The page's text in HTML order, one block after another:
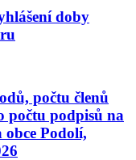
doby
počtu členů
počtu podpisů na
Podolí,